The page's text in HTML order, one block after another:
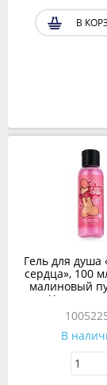
В
Гель для душа
сердца», 100
малиновый
Чистое
В